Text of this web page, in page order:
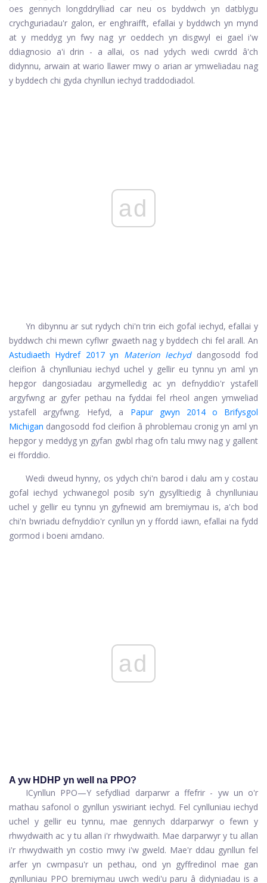
oes gennych longddrylliad car neu os byddwch yn datblygu
crychguriadau'r galon, er enghraifft, efallai y byddwch yn mynd
at y meddyg yn fwy nag yr oeddech yn disgwyl ei gael i'w
ddiagnosio a'i drin - a allai, os nad ydych wedi cwrdd â'ch
didynnu, arwain at wario llawer mwy o arian ar ymweliadau nag
y byddech chi gyda chynllun iechyd traddodiadol.
ad
Yn dibynnu ar sut rydych chi'n trin eich gofal iechyd, efallai y
byddwch chi mewn cyflwr gwaeth nag y byddech chi fel arall. An
Astudiaeth Hydref 2017 yn Materion Iechyd dangosodd fod
cleifion â chynlluniau iechyd uchel y gellir eu tynnu yn aml yn
hepgor dangosiadau argymelledig ac yn defnyddio'r ystafell
argyfwng ar gyfer pethau na fyddai fel rheol angen ymweliad
ystafell argyfwng. Hefyd, a
Papur gwyn 2014 o Brifysgol
Michigan dangosodd fod cleifion â phroblemau cronig yn aml yn
hepgor y meddyg yn gyfan gwbl rhag ofn talu mwy nag y gallent
ei fforddio.
Wedi dweud hynny, os ydych chi'n barod i dalu am y costau
gofal iechyd ychwanegol posib sy'n gysylltiedig â chynlluniau
uchel y gellir eu tynnu yn gyfnewid am bremiymau is, a'ch bod
chi'n bwriadu defnyddio'r cynllun yn y ffordd iawn, efallai na fydd
gormod i boeni amdano.
ad
A yw HDHP yn well na PPO?
ICynllun PPO—Y sefydliad darparwr a ffefrir - yw un o'r
mathau safonol o gynllun yswiriant iechyd. Fel cynlluniau iechyd
uchel y gellir eu tynnu, mae gennych ddarparwyr o fewn y
rhwydwaith ac y tu allan i'r rhwydwaith. Mae darparwyr y tu allan
i'r rhwydwaith yn costio mwy i'w gweld. Mae'r ddau gynllun fel
arfer yn cwmpasu'r un pethau, ond yn gyffredinol mae gan
gynlluniau PPO bremiymau uwch wedi'u paru â didyniadau is a